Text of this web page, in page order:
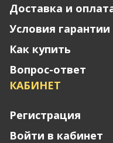
Доставка и
Условия гарантии
Как купить
Вопрос-ответ
КАБИНЕТ
Регистрация
Войти в кабинет